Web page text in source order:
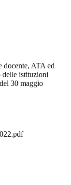
docente, ATA ed
delle istituzioni
30 maggio